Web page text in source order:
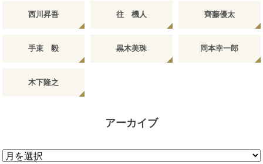
西川昇吾 往 機人 齊藤優太
手束 毅 黒木美珠 岡本幸一郎
木下隆之
アーカイブ
ア